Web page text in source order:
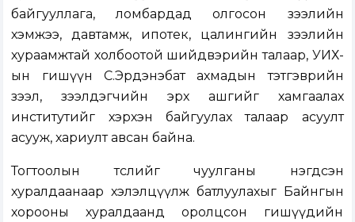
байгууллага, ломбардад олгосон зээлийн
хэмжээ, давтамж, ипотек, цалингийн зээлийн
хураамжтай холбоотой шийдвэрийн талаар, УИХ-
ын гишүүн С.Эрдэнэбат ахмадын тэтгэврийн
зээл, зээлдэгчийн эрх ашгийг хамгаалах
институтийг хэрхэн байгуулах талаар асуулт
асууж, хариулт авсан байна.
Тогтоолын төслийг чуулганы нэгдсэн
хуралдаанаар хэлэлцүүлж батлуулахыг Байнгын
хорооны хуралдаанд оролцсон гишүүдийн